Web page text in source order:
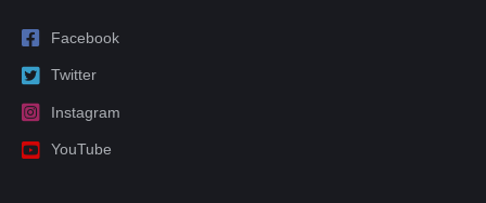
Facebook
Twitter
Instagram
YouTube